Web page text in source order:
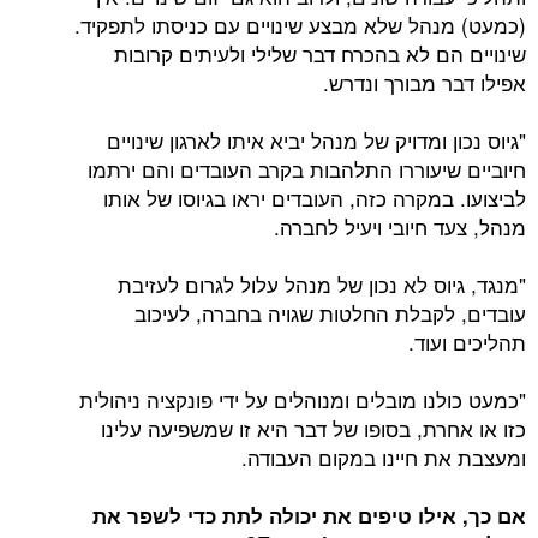
(כמעט) מנהל שלא מבצע שינויים עם כניסתו לתפקיד.
שינויים הם לא בהכרח דבר שלילי ולעיתים קרובות
אפילו דבר מבורך ונדרש.
"גיוס נכון ומדויק של מנהל יביא איתו לארגון שינויים
חיוביים שיעוררו התלהבות בקרב העובדים והם ירתמו
לביצועו. במקרה כזה, העובדים יראו בגיוסו של אותו
מנהל, צעד חיובי ויעיל לחברה.
"מנגד, גיוס לא נכון של מנהל עלול לגרום לעזיבת
עובדים, לקבלת החלטות שגויה בחברה, לעיכוב
תהליכים ועוד.
"כמעט כולנו מובלים ומנוהלים על ידי פונקציה ניהולית
כזו או אחרת, בסופו של דבר היא זו שמשפיעה עלינו
ומעצבת את חיינו במקום העבודה.
אם כך, אילו טיפים את יכולה לתת כדי לשפר את